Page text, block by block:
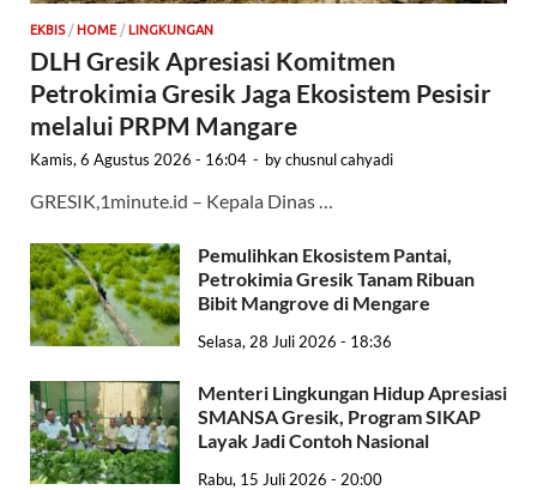
EKBIS/ HOME / LINGKUNGAN
DLH Gresik Apresiasi Komitmen
Petrokimia Gresik Jaga Ekosistem Pesisir
melalui PRPM Mangare
Kamis, 6 Agustus 2026 - 16:04 - bychusnul cahyadi
GRESIK,1minute.id – Kepala Dinas …
Pemulihkan Ekosistem Pantai,
Petrokimia Gresik Tanam Ribuan
Bibit Mangrove di Mengare
Selasa, 28 Juli 2026 - 18:36
Menteri Lingkungan Hidup Apresiasi
SMANSA Gresik, Program SIKAP
Layak Jadi Contoh Nasional
Rabu, 15 Juli 2026 - 20:00